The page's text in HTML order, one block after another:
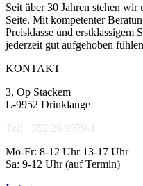
Seit über 30 Jahren stehen
Seite. Mit kompetenter
Preisklasse und erstklassigem
jederzeit gut aufgehoben
KONTAKT
3, Op Stackem
L-9952 Drinklange
Tel: +352 26 9079-1
Mo-Fr: 8-12 Uhr 13-17 Uhr
Sa: 9-12 Uhr (auf Termin)